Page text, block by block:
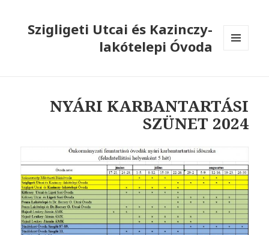
Szigligeti Utcai és Kazinczy-
lakótelepi Óvoda
NYÁRI KARBANTARTÁSI
SZÜNET 2024